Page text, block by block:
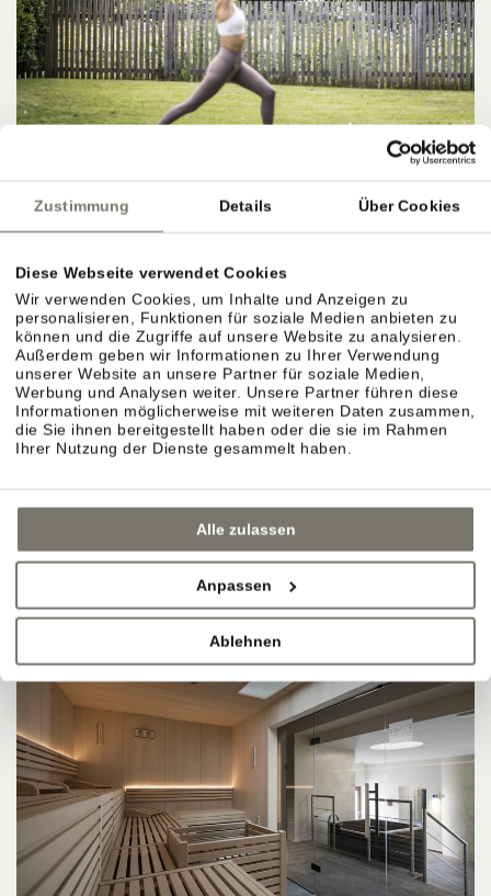
Zustimmung Details Über Cookies
Diese Webseite verwendet Cookies
Wir verwenden Cookies, um Inhalte und Anzeigen zu
personalisieren, Funktionen für soziale Medien anbieten zu
können und die Zugriffe auf unsere Website zu analysieren.
Außerdem geben wir Informationen zu Ihrer Verwendung
unserer Website an unsere Partner für soziale Medien,
Werbung und Analysen weiter. Unsere Partner führen diese
Informationen möglicherweise mit weiteren Daten zusammen,
die Sie ihnen bereitgestellt haben oder die sie im Rahmen
Ihrer Nutzung der Dienste gesammelt haben.
Alle zulassen
Anpassen
Ablehnen